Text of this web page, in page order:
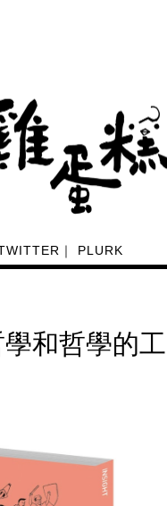
｜ PLURK
和哲學的工